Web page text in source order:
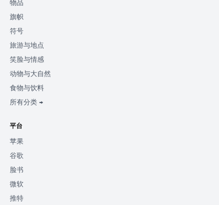
物品
旗帜
符号
旅游与地点
笑脸与情感
动物与大自然
食物与饮料
所有分类 →
平台
苹果
谷歌
脸书
微软
推特